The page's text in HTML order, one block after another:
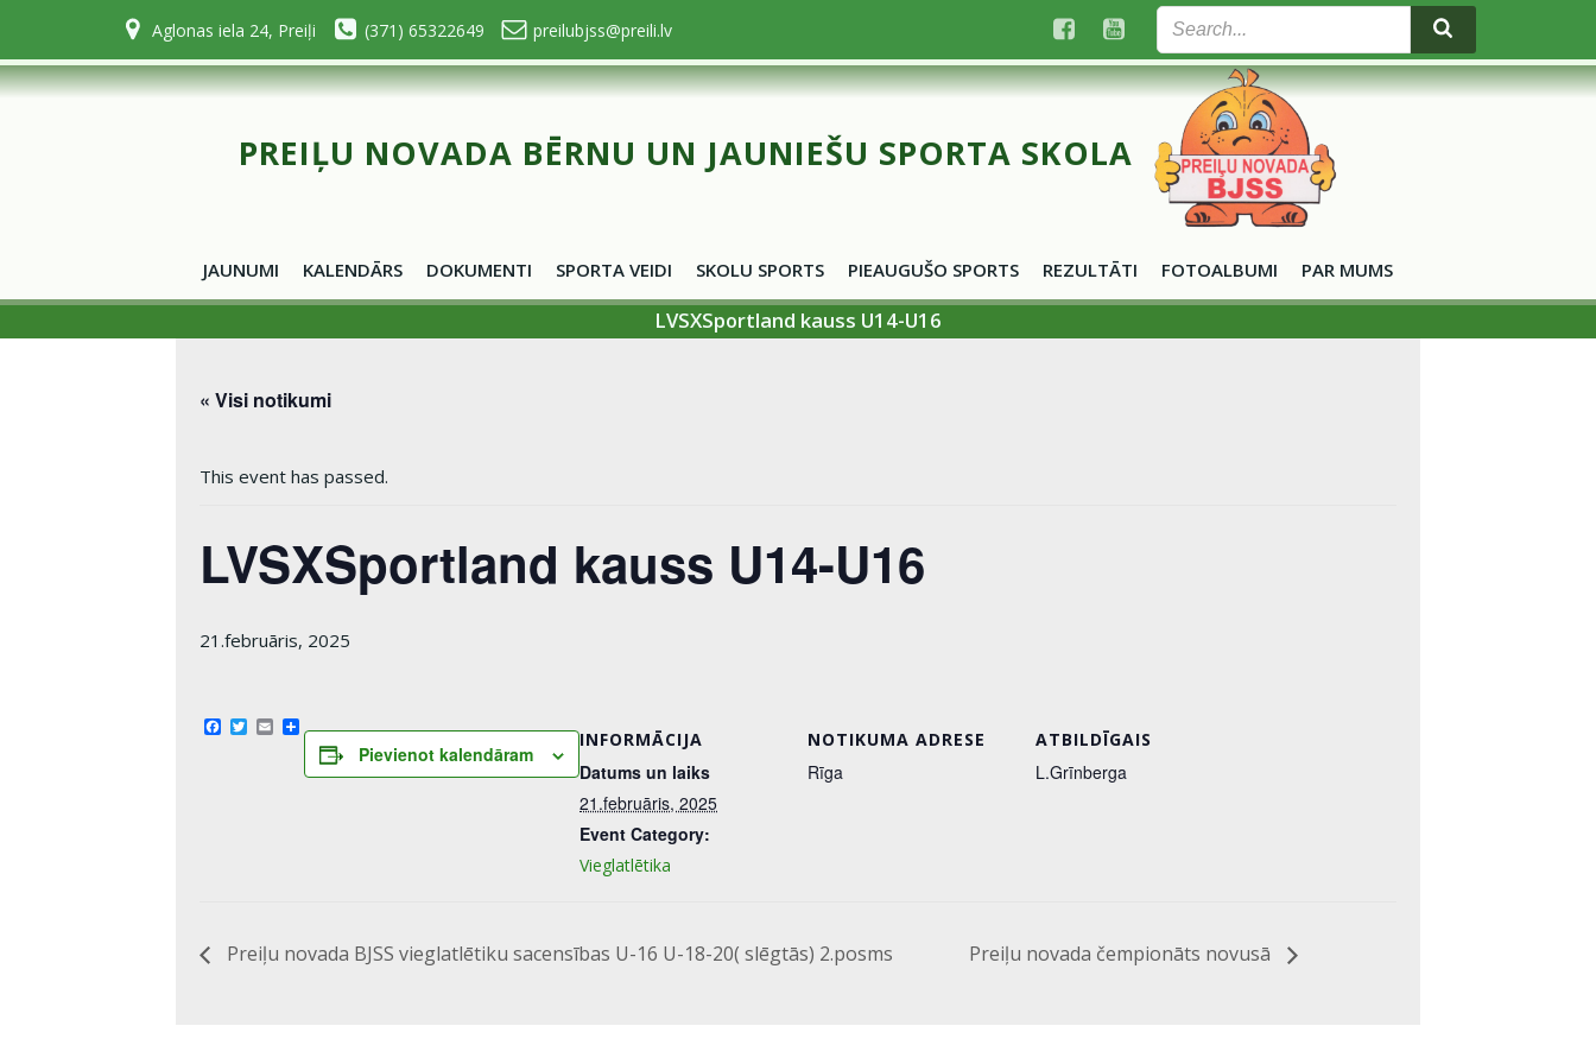
content
Aglonas iela 24, Preiļi (371) 65322649 preilubjss@preili.lv
PREIĻU NOVADA BĒRNU UN JAUNIEŠU SPORTA SKOLA
JAUNUMI KALENDĀRS DOKUMENTI SPORTA VEIDI SKOLU SPORTS PIEAUGUŠO SPORTS REZULTĀTI FOTOALBUMI PAR MUMS
LVSXSportland kauss U14-U16
« Visi notikumi
This event has passed.
LVSXSportland kauss U14-U16
21.februāris, 2025
Facebook
Twitter
EmailShare
Pievienot kalendāram
INFORMĀCIJA
Datums un laiks
21.februāris, 2025
Event Category:
Vieglatlētika
NOTIKUMA ADRESE
Rīga
ATBILDĪGAIS
L.Grīnberga
Preiļu novada BJSS vieglatlētiku sacensības U-16 U-18-20( slēgtās) 2.posms Preiļu novada čempionāts novusā